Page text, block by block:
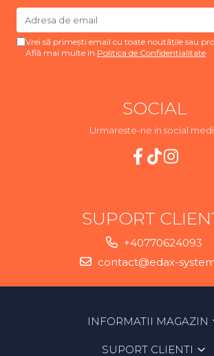
Vrei să primești email cu toate noutățile sau
Află mai multe în Politica de Confidentialitate
SOCIAL
Urmareste-ne in social
SUPORT
+40770624093
contact@edax-
INFORMATII MAGAZIN
SUPORT CLIENTI